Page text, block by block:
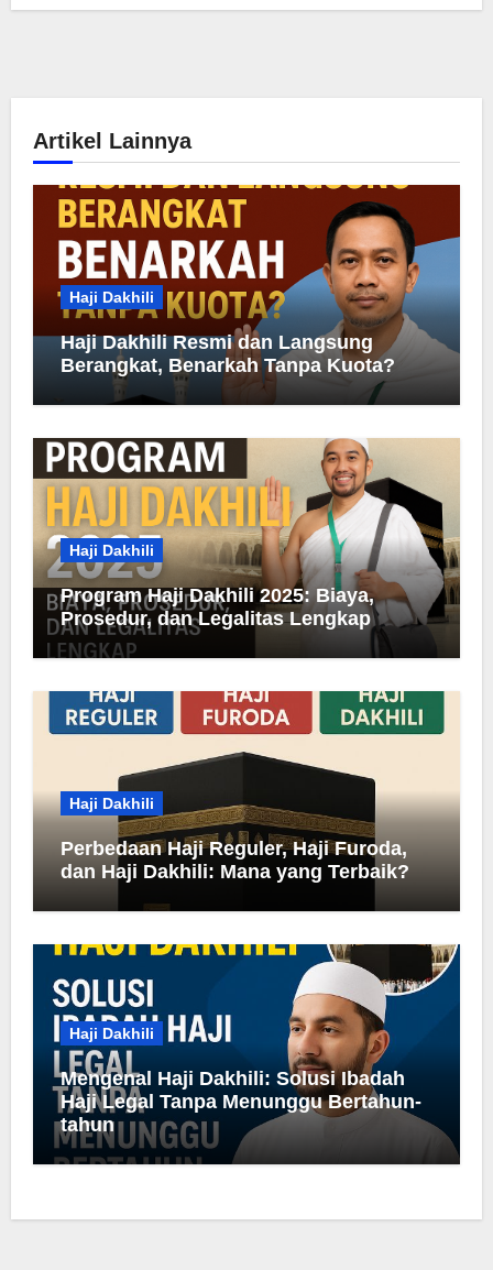
Artikel Lainnya
Haji Dakhili
Haji Dakhili Resmi dan Langsung
Berangkat, Benarkah Tanpa Kuota?
Haji Dakhili
Program Haji Dakhili 2025: Biaya,
Prosedur, dan Legalitas Lengkap
Haji Dakhili
Perbedaan Haji Reguler, Haji Furoda,
dan Haji Dakhili: Mana yang Terbaik?
Haji Dakhili
Mengenal Haji Dakhili: Solusi Ibadah
Haji Legal Tanpa Menunggu Bertahun-
tahun